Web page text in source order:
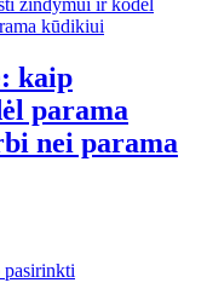
kaip
parama
nei parama